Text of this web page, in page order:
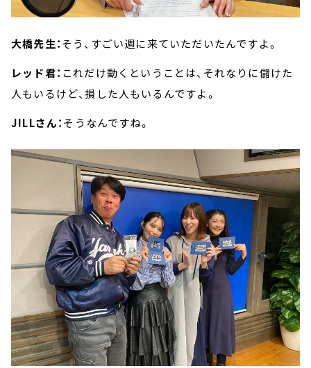
大橋先生：そう、すごい週に来ていただいたんですよ。
レッド君： これだけ動くということは、それなりに儲けた
人もいるけど、損した人もいるんですよ。
JILLさん：そうなんですね。